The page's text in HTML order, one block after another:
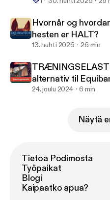
Hvornår og
hesten er HALT?
13. huhti 2026 26 min
alternativ til
24. joulu 2024 6 min
Näytä
Tietoa Podimosta
Työpaikat
Blogi
Kaipaatko apua?